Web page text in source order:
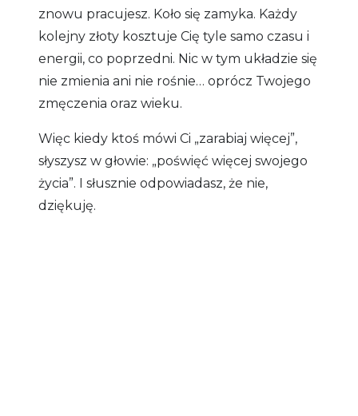
znowu pracujesz. Koło się zamyka. Każdy
kolejny złoty kosztuje Cię tyle samo czasu i
energii, co poprzedni. Nic w tym układzie się
nie zmienia ani nie rośnie… oprócz Twojego
zmęczenia oraz wieku.
Więc kiedy ktoś mówi Ci „zarabiaj więcej”,
słyszysz w głowie: „poświęć więcej swojego
życia”. I słusznie odpowiadasz, że nie,
dziękuję.